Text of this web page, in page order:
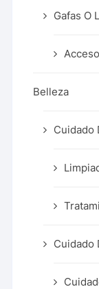
Gafas O
Belleza
Cuidado
Cuidado